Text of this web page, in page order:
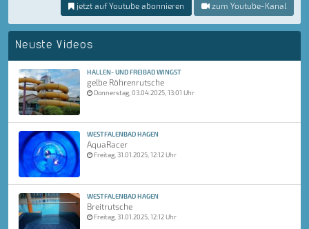
jetzt auf Youtube abonnieren zum Youtube-Kanal
Neuste Videos
HALLEN- UND FREIBAD WINGST
gelbe Röhrenrutsche
Donnerstag, 03.04.2025, 13:01 Uhr
WESTFALENBAD HAGEN
AquaRacer
Freitag, 31.01.2025, 12:12 Uhr
WESTFALENBAD HAGEN
Breitrutsche
Freitag, 31.01.2025, 12:12 Uhr